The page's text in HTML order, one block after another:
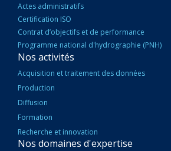
Actes administratifs
Certification ISO
Contrat d’objectifs et de performance
Programme national d'hydrographie (PNH)
Nos activités
Acquisition et traitement des données
Production
Diffusion
Formation
Recherche et innovation
Nos domaines d'expertise